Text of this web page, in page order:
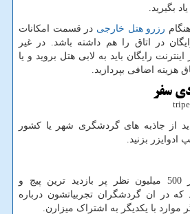
بگیرید.
رزرو هتل خارجی در قسمت امکانات
در اتاق را هم داشته باشد. در غیر
رایگان باید به لابی هتل بروید و یا
هزینه اضافی بپردازید.
سفر
از جاذبه های گردشگری شهر یا کشور
بزنید.
تریپ ادوایزر با بیش از 500 میلیون نظر پر بازدید ترین پیج و
در ان گردشگران تجربیاتشون درباره
موارد با یکدیگر به اشتراک میزارن.